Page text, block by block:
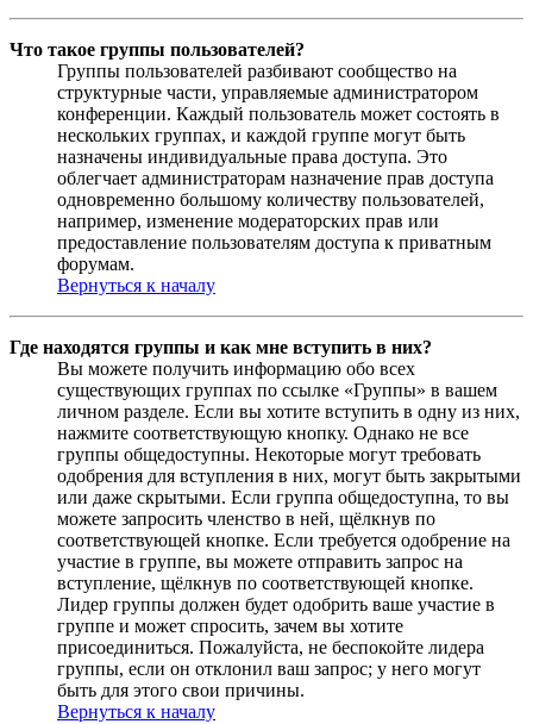
Что такое группы пользователей?
Группы пользователей разбивают сообщество на
структурные части, управляемые администратором
конференции. Каждый пользователь может состоять в
нескольких группах, и каждой группе могут быть
назначены индивидуальные права доступа. Это
облегчает администраторам назначение прав доступа
одновременно большому количеству пользователей,
например, изменение модераторских прав или
предоставление пользователям доступа к приватным
форумам.
Вернуться к началу
Где находятся группы и как мне вступить в них?
Вы можете получить информацию обо всех
существующих группах по ссылке «Группы» в вашем
личном разделе. Если вы хотите вступить в одну из них,
нажмите соответствующую кнопку. Однако не все
группы общедоступны. Некоторые могут требовать
одобрения для вступления в них, могут быть закрытыми
или даже скрытыми. Если группа общедоступна, то вы
можете запросить членство в ней, щёлкнув по
соответствующей кнопке. Если требуется одобрение на
участие в группе, вы можете отправить запрос на
вступление, щёлкнув по соответствующей кнопке.
Лидер группы должен будет одобрить ваше участие в
группе и может спросить, зачем вы хотите
присоединиться. Пожалуйста, не беспокойте лидера
группы, если он отклонил ваш запрос; у него могут
быть для этого свои причины.
Вернуться к началу